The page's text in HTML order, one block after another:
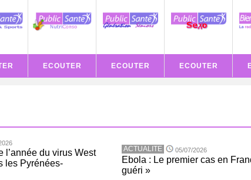
ECOUTER ECOUTER ECOUTER
l’année du virus West
les Pyrénées-
ACTUALITE 05/07/2026
Ebola : Le premier cas en
guéri »